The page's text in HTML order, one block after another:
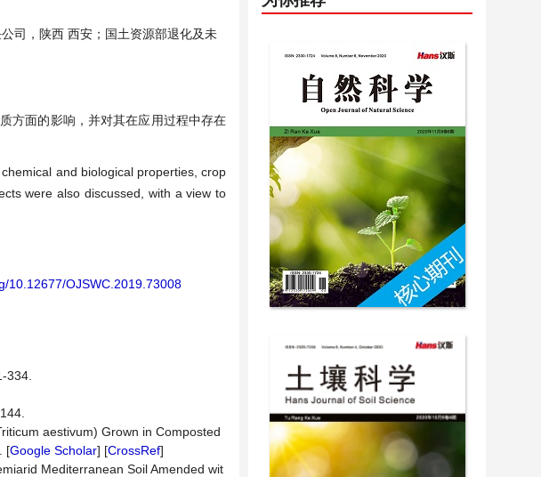
司，陕西 西安；国土资源部退化及未
方面的影响，并对其在应用过程中存在
and biological properties, crop
were also discussed, with a view to
10.12677/OJSWC.2019.73008
334.
aestivum) Grown in Composted
[Google Scholar] [CrossRef]
Mediterranean Soil Amended wit